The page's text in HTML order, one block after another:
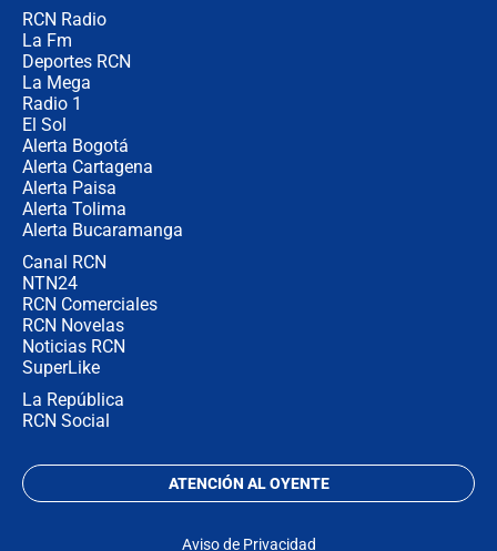
RCN Radio
La Fm
Deportes RCN
La Mega
Radio 1
El Sol
Alerta Bogotá
Alerta Cartagena
Alerta Paisa
Alerta Tolima
Alerta Bucaramanga
Canal RCN
NTN24
RCN Comerciales
RCN Novelas
Noticias RCN
SuperLike
La República
RCN Social
ATENCIÓN AL OYENTE
Aviso de Privacidad